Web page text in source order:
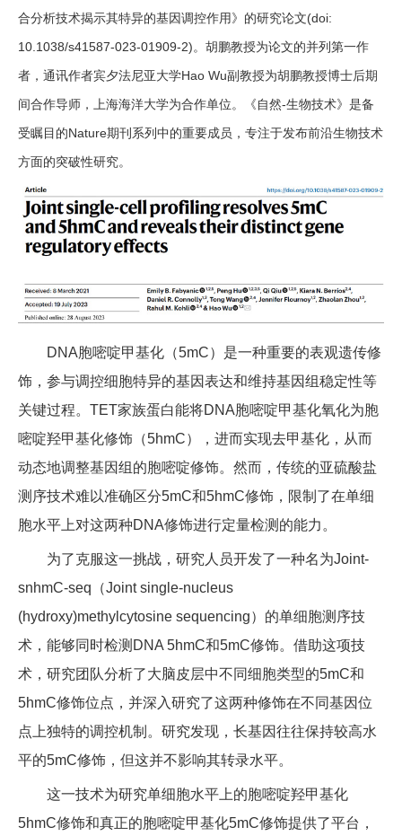
合分析技术揭示其特异的基因调控作用》的研究论文(doi:
10.1038/s41587-023-01909-2)。胡鹏教授为论文的并列第一作
者，通讯作者宾夕法尼亚大学Hao Wu副教授为胡鹏教授博士后期
间合作导师，上海海洋大学为合作单位。《自然-生物技术》是备
受瞩目的Nature期刊系列中的重要成员，专注于发布前沿生物技术
方面的突破性研究。
DNA胞嘧啶甲基化（5mC）是一种重要的表观遗传修
饰，参与调控细胞特异的基因表达和维持基因组稳定性等
关键过程。TET家族蛋白能将DNA胞嘧啶甲基化氧化为胞
嘧啶羟甲基化修饰（5hmC），进而实现去甲基化，从而
动态地调整基因组的胞嘧啶修饰。然而，传统的亚硫酸盐
测序技术难以准确区分5mC和5hmC修饰，限制了在单细
胞水平上对这两种DNA修饰进行定量检测的能力。
为了克服这一挑战，研究人员开发了一种名为Joint-
snhmC-seq（Joint single-nucleus
(hydroxy)methylcytosine sequencing）的单细胞测序技
术，能够同时检测DNA 5hmC和5mC修饰。借助这项技
术，研究团队分析了大脑皮层中不同细胞类型的5mC和
5hmC修饰位点，并深入研究了这两种修饰在不同基因位
点上独特的调控机制。研究发现，长基因往往保持较高水
平的5mC修饰，但这并不影响其转录水平。
这一技术为研究单细胞水平上的胞嘧啶羟甲基化
5hmC修饰和真正的胞嘧啶甲基化5mC修饰提供了平台，